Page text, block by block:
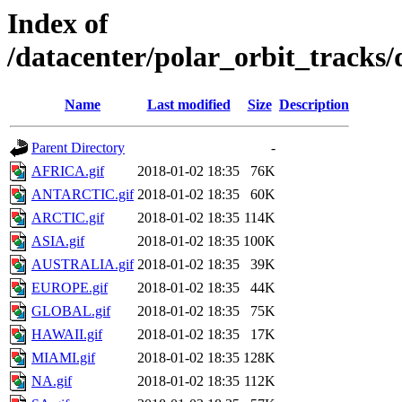
Index of
/datacenter/polar_orbit_tracks/
Name Last modified Size Description
Parent Directory
-
AFRICA.gif
2018-01-02 18:35
76K
ANTARCTIC.gif 2018-01-02 18:35
60K
ARCTIC.gif
2018-01-02 18:35 114K
ASIA.gif
2018-01-02 18:35 100K
AUSTRALIA.gif 2018-01-02 18:35
39K
EUROPE.gif
2018-01-02 18:35
44K
GLOBAL.gif
2018-01-02 18:35
75K
HAWAII.gif
2018-01-02 18:35
17K
MIAMI.gif
2018-01-02 18:35 128K
NA.gif
2018-01-02 18:35 112K